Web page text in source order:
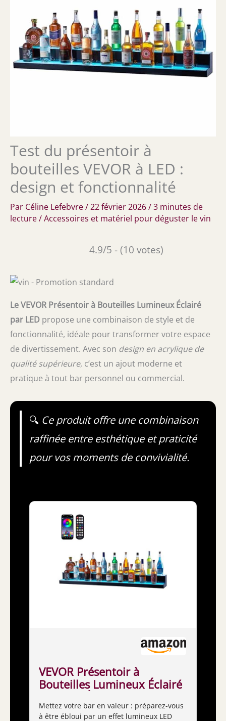
Test du présentoir à
bouteilles VEVOR à LED :
design et fonctionnalité
Par Céline Lefebvre/22 février 2026/3 minutes de
lecture/Accessoires et matériel pour déguster le vin
4.9/5 - (10 votes)
Le VEVOR Présentoir à Bouteilles Lumineux Éclairé
par LED propose une combinaison de style et de
fonctionnalité, idéale pour transformer votre espace
de divertissement. Avec son design en acrylique de
qualité supérieure, c’est un ajout moderne et
pratique à tout bar personnel ou commercial.
🔍 Ce produit offre une combinaison
raffinée entre esthétique et praticité
pour vos moments de convivialité.
VEVOR Présentoir à
Bouteilles Lumineux Éclairé
Niveaux 152,4 cm,
Mettez votre bar en valeur : préparez-vous
à être ébloui par un effet lumineux LED